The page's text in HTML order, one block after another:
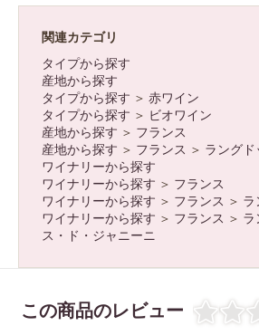
カー
関連カテゴリ
タイプから探す
産地から探す
タイプから探す ＞ 赤ワイン
タイプから探す ＞ ビオワイン
産地から探す ＞ フランス
産地から探す ＞ フランス ＞ ラングド
ワイナリーから探す
ワイナリーから探す ＞ フランス
ワイナリーから探す ＞ フランス ＞ ラ
ワイナリーから探す ＞ フランス ＞ ラ
ス・ド・ジャニーニ
この商品のレビュー